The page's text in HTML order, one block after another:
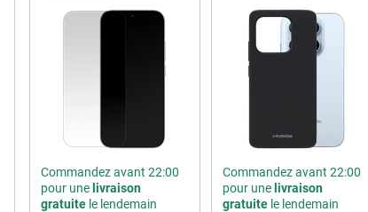
Commandez avant 22:00
pour une livraison
gratuite le lendemain
Commandez avant 22:00
pour une livraison
gratuitele lendemain